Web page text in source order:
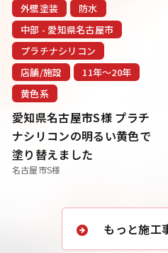
外壁塗装
防水
中部 - 愛知県名古屋市
プラチナシリコン
店舗/施設
11年〜20年
黄色系
愛知県名古屋市S様 プラチ
ナシリコンの明るい黄色で
塗り替えました
名古屋市S様
もっと施工